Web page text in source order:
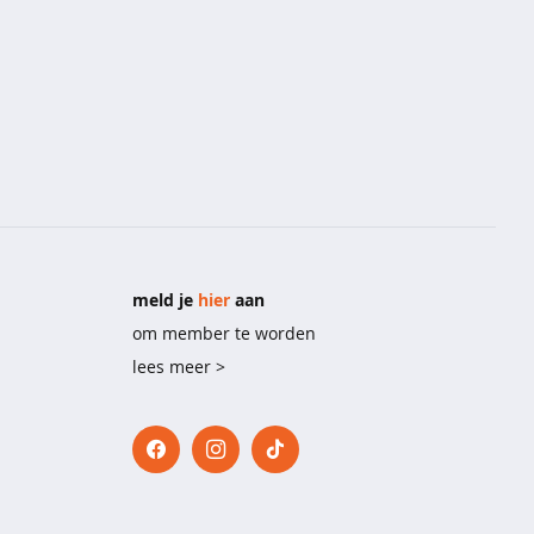
meld je hier aan
om member te worden
lees meer >